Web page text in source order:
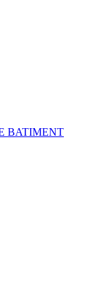
BATIMENT